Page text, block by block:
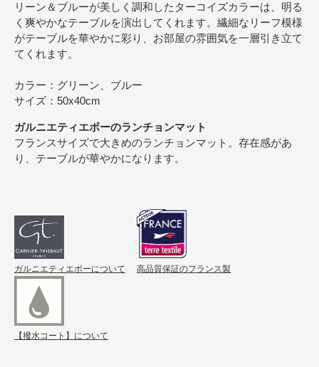
リーン＆ブルーが美しく調和したターコイズカラーは、明る
く爽やかなテーブルを演出してくれます。繊細なリーフ模様
がテーブルを華やかに彩り、お部屋の雰囲気を一層引き立て
てくれます。
カラー：グリーン、ブルー
サイズ：50x40cm
ガルニエティエボーのランチョンマット
フランスサイズで大きめのランチョンマット。存在感があ
り、テーブルが華やかになります。
ガルニエティエボーについて 高品質保証のフランス製
【撥水コート】について